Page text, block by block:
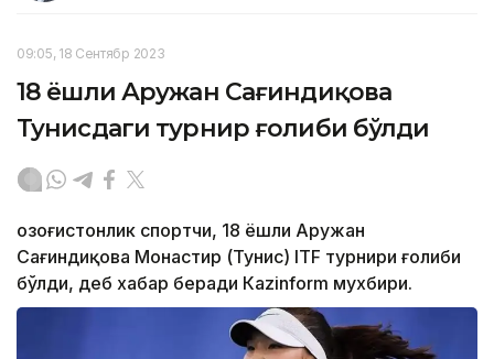
09:05, 18 Сентябр 2023
18 ёшли Аружан Сағиндиқова
Тунисдаги турнир ғолиби бўлди
Қозоғистонлик спортчи, 18 ёшли Аружан
Сағиндиқова Монастир (Тунис) ITF турнири ғолиби
бўлди, деб хабар беради Каzinform мухбири.